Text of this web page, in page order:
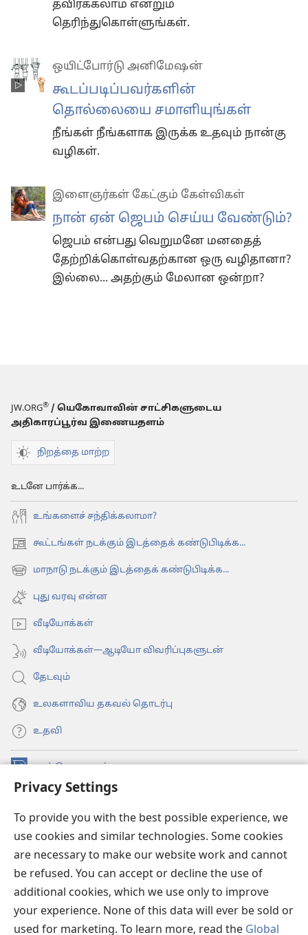
Privacy Settings
To provide you with the best possible experience, we
use cookies and similar technologies. Some cookies
are necessary to make our website work and cannot
be refused. You can accept or decline the use of
additional cookies, which we use only to improve
your experience. None of this data will ever be sold or
used for marketing. To learn more, read the Global
தவிர்க்கலாம் என்றும்
தெரிந்துகொள்ளுங்கள்.
ஒயிட்போர்டு அனிமேஷன்
கூடப்படிப்பவர்களின்
தொல்லையை சமாளியுங்கள்
நீங்கள் நீங்களாக இருக்க உதவும் நான்கு
வழிகள்.
இளைஞர்கள் கேட்கும் கேள்விகள்
நான் ஏன் ஜெபம் செய்ய வேண்டும்?
ஜெபம் என்பது வெறுமனே மனதைத்
தேற்றிக்கொள்வதற்கான ஒரு வழிதானா?
இல்லை... அதற்கும் மேலான ஒன்றா?
JW.ORG® / யெகோவாவின் சாட்சிகளுடைய
அதிகாரப்பூர்வ இணையதளம்
நிறத்தை மாற்ற
உடனே பார்க்க...
உங்களைச் சந்திக்கலாமா?
கூட்டங்கள் நடக்கும் இடத்தைக் கண்டுபிடிக்க...
(opens
new மாநாடு நடக்கும் இடத்தைக் கண்டுபிடிக்க...
(opens
new
window)
புது வரவு என்ன
வீடியோக்கள்
வீடியோக்கள்—ஆடியோ விவரிப்புகளுடன்
தேடவும்
உலகளாவிய தகவல் தொடர்பு
உதவி
நன்கொடைகள்
new
(opens
JW Hub®
window)JW லைப்ரரி
உவாட்ச்டவர் லைப்ரரி